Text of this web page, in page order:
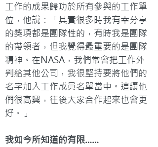
工作的成果歸功於所有參與的工作單
位，他說：「其實很多時我有幸分享
的獎項都是團隊性的，有時我是團隊
的帶領者，但我覺得最重要的是團隊
精神。在NASA，我們常會把工作外
判給其他公司，我很堅持要將他們的
名字加入工作成員名單當中。這讓他
們很高興，往後大家合作起來也會更
好。」
我如今所知道的有限……